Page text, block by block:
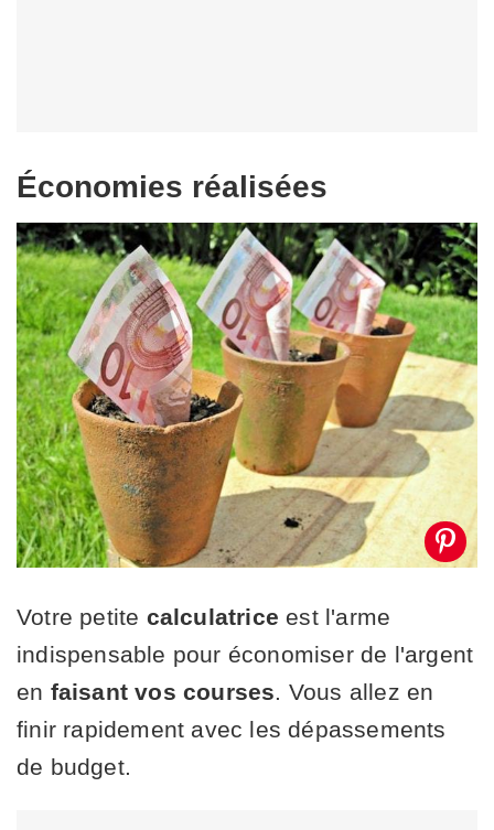
Économies réalisées
Votre petite calculatrice est l'arme
indispensable pour économiser de l'argent
en faisant vos courses. Vous allez en
finir rapidement avec les dépassements
de budget.